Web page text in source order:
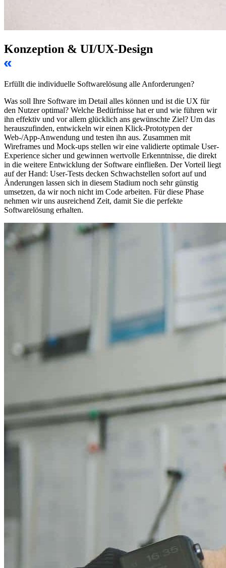
Konzeption & UI/UX-Design
Erfüllt die individuelle Softwarelösung alle Anforderungen?
Was soll Ihre Software im Detail alles können und ist die UX für
den Nutzer optimal? Welche Bedürfnisse hat er und wie führen wir
ihn effektiv und vor allem glücklich ans gewünschte Ziel? Um das
herauszufinden, entwickeln wir einen Klick-Prototypen der
Web-/App-Anwendung und testen ihn aus. Zusammen mit
Wireframes und Mock-ups stellen wir eine validierte optimale User-
Experience sicher und gewinnen wertvolle Erkenntnisse, die direkt
in die weitere Entwicklung der Software einfließen. Der Vorteil liegt
auf der Hand: User-Tests decken Schwachstellen sofort auf und
Änderungen lassen sich in diesem Stadium noch sehr günstig
umsetzen, da wir noch nicht im Code arbeiten. Für diese Phase
nehmen wir uns ausreichend Zeit, damit Sie die perfekte
Softwarelösung erhalten.